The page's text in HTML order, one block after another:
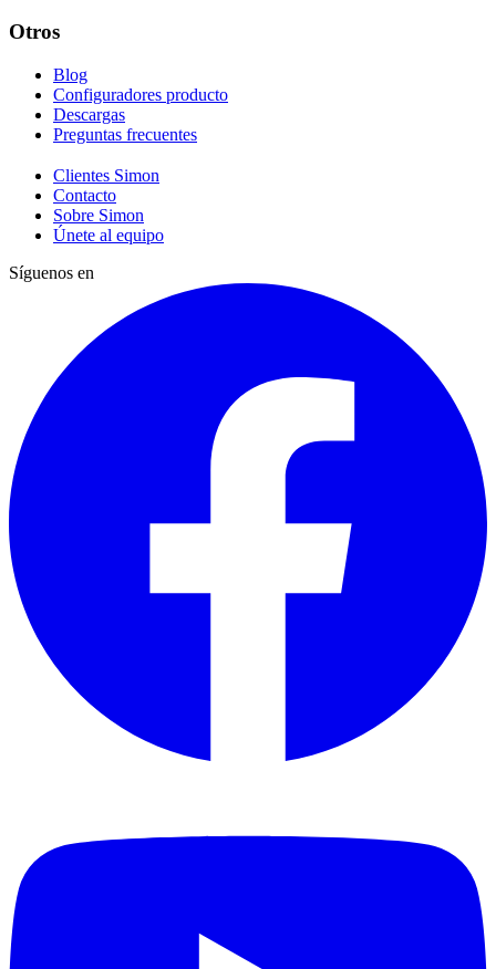
Otros
Blog
Configuradores producto
Descargas
Preguntas frecuentes
Clientes Simon
Contacto
Sobre Simon
Únete al equipo
Síguenos en